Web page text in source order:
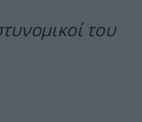
του